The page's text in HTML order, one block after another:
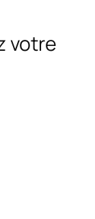
votre